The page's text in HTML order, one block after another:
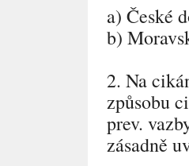
a) České
b)
2. Na
způsobu
prev.
zásadně